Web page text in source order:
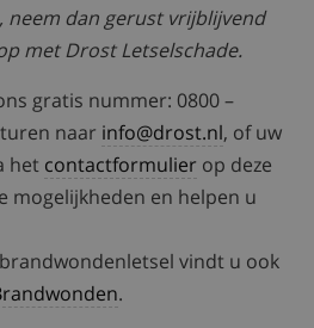
neem dan gerust vrijblijvend
met Drost Letselschade.
gratis nummer: 0800 –
naar info@drost.nl, of uw
het contactformulier op deze
mogelijkheden en helpen u
vindt u ook
.